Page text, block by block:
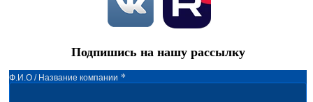
Подпишись на нашу рассылку
Ф.И.О / Название компании *